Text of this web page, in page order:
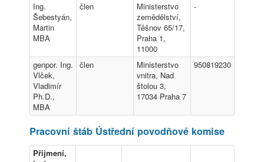
Ing.
Šebestyán,
Martin
MBA
člen
Ministerstvo
zemědělství,
Těšnov 65/17,
Praha 1,
11000
-
genpor. Ing.
Vlček,
Vladimír
Ph.D.,
MBA
člen
Ministerstvo
vnitra, Nad
štolou 3,
17034 Praha 7
950819230
Pracovní štáb Ústřední povodňové komise
Přijmení,